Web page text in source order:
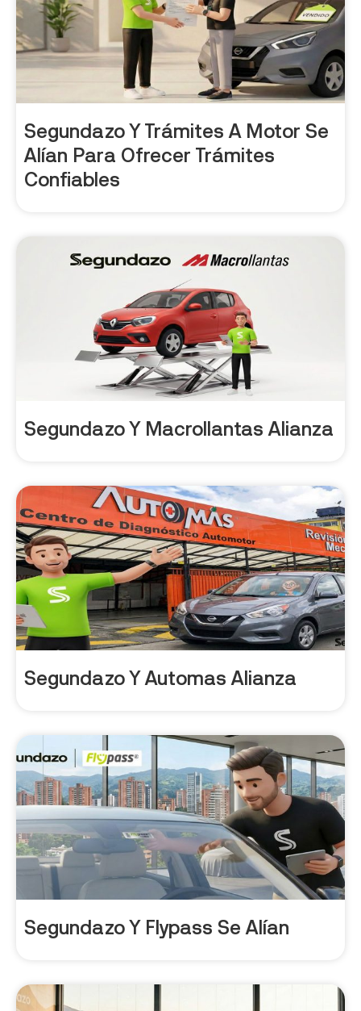
Segundazo Y Trámites A Motor Se
Alían Para Ofrecer Trámites
Confiables
Segundazo Y Macrollantas Alianza
Segundazo Y Automas Alianza
Segundazo Y Flypass Se Alían